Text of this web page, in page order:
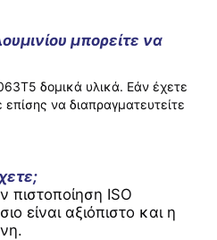
μπορείτε να
δομικά υλικά. Εάν έχετε
να διαπραγματευτείτε
πιστοποίηση ISO
είναι αξιόπιστο και η